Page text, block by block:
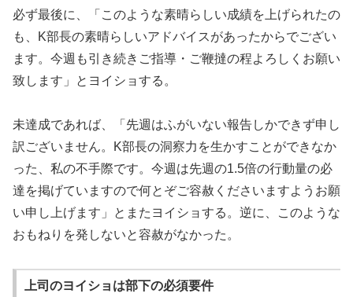
必ず最後に、「このような素晴らしい成績を上げられたの
も、K部長の素晴らしいアドバイスがあったからでござい
ます。今週も引き続きご指導・ご鞭撻の程よろしくお願い
致します」とヨイショする。
未達成であれば、「先週はふがいない報告しかできず申し
訳ございません。K部長の洞察力を生かすことができなか
った、私の不手際です。今週は先週の1.5倍の行動量の必
達を掲げていますので何とぞご容赦くださいますようお願
い申し上げます」とまたヨイショする。逆に、このような
おもねりを発しないと容赦がなかった。
上司のヨイショは部下の必須要件